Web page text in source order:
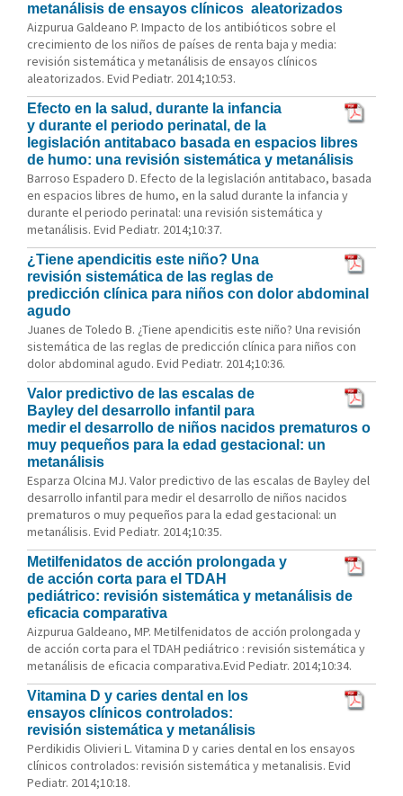
metanálisis de ensayos clínicos aleatorizados
Aizpurua Galdeano P. Impacto de los antibióticos sobre el
crecimiento de los niños de países de renta baja y media:
revisión sistemática y metanálisis de ensayos clínicos
aleatorizados. Evid Pediatr. 2014;10:53.
Efecto en la salud, durante la infancia
y durante el periodo perinatal, de la
legislación antitabaco basada en espacios libres
de humo: una revisión sistemática y metanálisis
Barroso Espadero D. Efecto de la legislación antitabaco, basada
en espacios libres de humo, en la salud durante la infancia y
durante el periodo perinatal: una revisión sistemática y
metanálisis. Evid Pediatr. 2014;10:37.
¿Tiene apendicitis este niño? Una
revisión sistemática de las reglas de
predicción clínica para niños con dolor abdominal
agudo
Juanes de Toledo B. ¿Tiene apendicitis este niño? Una revisión
sistemática de las reglas de predicción clínica para niños con
dolor abdominal agudo. Evid Pediatr. 2014;10:36.
Valor predictivo de las escalas de
Bayley del desarrollo infantil para
medir el desarrollo de niños nacidos prematuros o
muy pequeños para la edad gestacional: un
metanálisis
Esparza Olcina MJ. Valor predictivo de las escalas de Bayley del
desarrollo infantil para medir el desarrollo de niños nacidos
prematuros o muy pequeños para la edad gestacional: un
metanálisis. Evid Pediatr. 2014;10:35.
Metilfenidatos de acción prolongada y
de acción corta para el TDAH
pediátrico: revisión sistemática y metanálisis de
eficacia comparativa
Aizpurua Galdeano, MP. Metilfenidatos de acción prolongada y
de acción corta para el TDAH pediátrico : revisión sistemática y
metanálisis de eficacia comparativa.Evid Pediatr. 2014;10:34.
Vitamina D y caries dental en los
ensayos clínicos controlados:
revisión sistemática y metanálisis
Perdikidis Olivieri L. Vitamina D y caries dental en los ensayos
clínicos controlados: revisión sistemática y metanalisis. Evid
Pediatr. 2014;10:18.